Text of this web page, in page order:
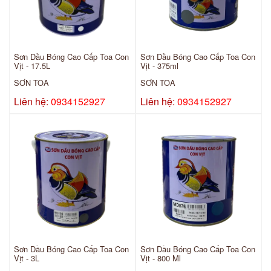
Sơn Dầu Bóng Cao Cấp Toa Con
Vịt - 17.5L
SƠN TOA
Liên hệ: 0934152927
Sơn Dầu Bóng Cao Cấp Toa Con
Vịt - 375ml
SƠN TOA
Liên hệ: 0934152927
Sơn Dầu Bóng Cao Cấp Toa Con
Vịt - 3L
Sơn Dầu Bóng Cao Cấp Toa Con
Vịt - 800 Ml